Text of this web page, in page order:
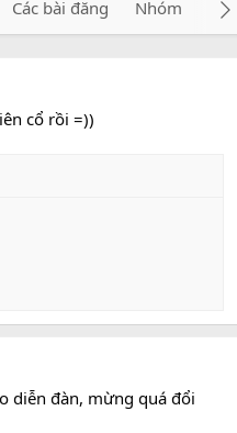
Các bài đăng Nhóm
cổ rồi =))
diễn đàn, mừng quá đổi